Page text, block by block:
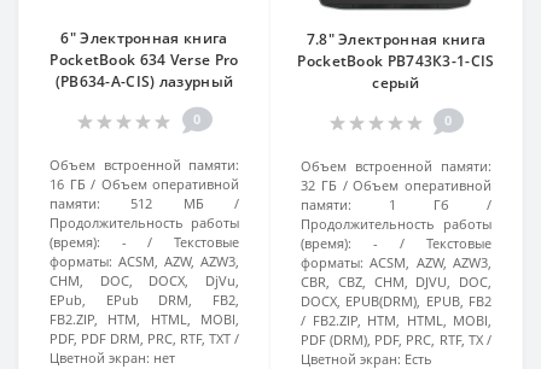
6" Электронная книга
PocketBook 634 Verse Pro
(PB634-A-CIS) лазурный
0
Объем встроенной памяти:
16 ГБ
Объем оперативной
памяти:
512 МБ
Продолжительность работы
(время):
-
Текстовые
форматы: ACSM, AZW, AZW3,
CHM, DOC, DOCX, DjVu,
EPub, EPub DRM, FB2,
FB2.ZIP, HTM, HTML, MOBI,
PDF, PDF DRM, PRC, RTF, TXT
Цветной экран: нет
7.8" Электронная книга
PocketBook PB743К3-1-CIS
серый
0
Объем встроенной памяти:
32 ГБ
Объем оперативной
памяти:
1 Гб
Продолжительность работы
(время):
-
Текстовые
форматы: ACSM, AZW, AZW3,
CBR, CBZ, CHM, DJVU, DOC,
DOCX, EPUB(DRM), EPUB, FB2
/ FB2.ZIP, HTM, HTML, MOBI,
PDF (DRM), PDF, PRC, RTF, TX
Цветной экран: Есть